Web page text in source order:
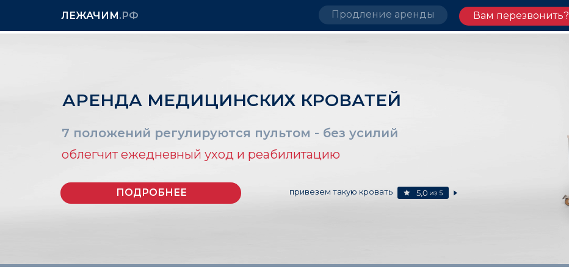
ЛЕЖАЧИМ.РФ Вам перезвонить?
Продление аренды
привезем такую кровать
АРЕНДА МЕДИЦИНСКИХ КРОВАТЕЙ
облегчит ежедневный уход и реабилитацию
ПОДРОБНЕЕ
7 положений регулируются пультом - без усилий